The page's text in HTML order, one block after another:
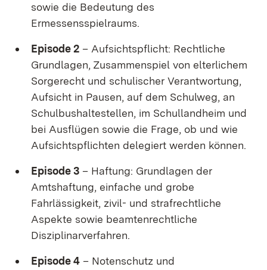
sowie die Bedeutung des
Ermessensspielraums.
Episode 2 – Aufsichtspflicht: Rechtliche
Grundlagen, Zusammenspiel von elterlichem
Sorgerecht und schulischer Verantwortung,
Aufsicht in Pausen, auf dem Schulweg, an
Schulbushaltestellen, im Schullandheim und
bei Ausflügen sowie die Frage, ob und wie
Aufsichtspflichten delegiert werden können.
Episode 3 – Haftung: Grundlagen der
Amtshaftung, einfache und grobe
Fahrlässigkeit, zivil- und strafrechtliche
Aspekte sowie beamtenrechtliche
Disziplinarverfahren.
Episode 4 – Notenschutz und